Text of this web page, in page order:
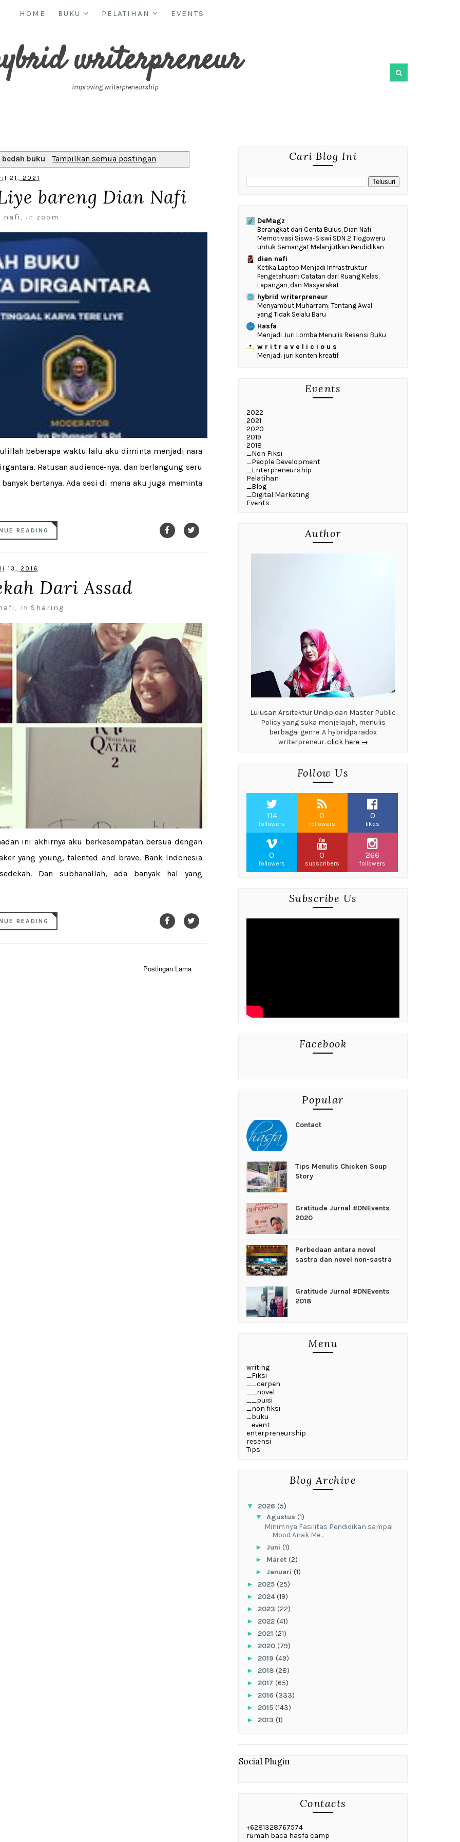
HOME BUKU PELATIHAN EVENTS
writerpreneur
improving writerpreneurship
bedah buku. Tampilkan semua postingan
21, 2021
bareng Dian Nafi
nafi , in zoom
beberapa waktu lalu aku diminta menjadi nara
Ratusan audience-nya, dan berlangung seru
bertanya. Ada sesi di mana aku juga meminta
READING
13, 2016
Dari Assad
, in Sharing
ini akhirnya aku berkesempatan bersua dengan
yang young, talented and brave. Bank Indonesia
Dan subhanallah, ada banyak hal yang
READING
Postingan Lama
Cari Blog Ini
DeMagz
‎Berangkat dari Cerita Bulus, Dian Nafi
Memotivasi Siswa-Siswi SDN 2 Tlogoweru
untuk Semangat Melanjutkan Pendidikan
dian nafi
Ketika Laptop Menjadi Infrastruktur
Pengetahuan: Catatan dari Ruang Kelas,
Lapangan, dan Masyarakat
hybrid writerpreneur
Menyambut Muharram: Tentang Awal
yang Tidak Selalu Baru
Hasfa
Menjadi Juri Lomba Menulis Resensi Buku
w r i t r a v e l i c i o u s
Menjadi juri konten kreatif
Events
2022
2021
2020
2019
2018
_Non Fiksi
_People Development
_Enterpreneurship
Pelatihan
_Blog
_Digital Marketing
Events
Author
Lulusan Arsitektur Undip dan Master Public
Policy yang suka menjelajah, menulis
berbagai genre. A hybridparadox
writerpreneur.click here →
Follow Us
114
followers
0
followers
0
likes
0
followers
0
subscribers
266
followers
Subscribe Us
Facebook
Popular
Contact
Tips Menulis Chicken Soup
Story
Gratitude Jurnal #DNEvents
2020
Perbedaan antara novel
sastra dan novel non-sastra
Gratitude Jurnal #DNEvents
2018
Menu
writing
_Fiksi
__cerpen
__novel
__puisi
_non fiksi
_buku
_event
enterpreneurship
resensi
Tips
Blog Archive
▼ 2026 (5)
▼ Agustus (1)
‎Minimnya Fasilitas Pendidikan sampai
Mood Anak Me...
► Juni (1)
► Maret (2)
► Januari (1)
► 2025 (25)
► 2024(19)
► 2023 (22)
► 2022 (41)
► 2021 (21)
► 2020 (79)
► 2019 (49)
► 2018 (28)
► 2017 (65)
► 2016 (333)
► 2015 (143)
► 2013 (1)
Social Plugin
Contacts
+6281328767574
rumah baca hasfa camp